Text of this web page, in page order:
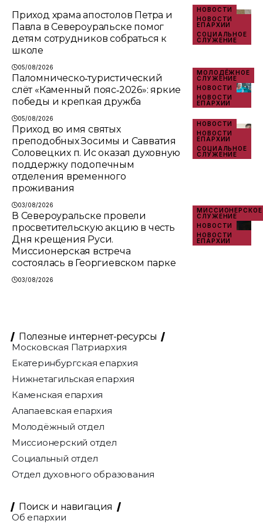
НОВОСТИ
НОВОСТИ
ЕПАРХИИ
СОЦИАЛЬНОЕ
СЛУЖЕНИЕ
Приход храма апостолов Петра и
Павла в Североуральске помог
детям сотрудников собраться к
школе
05/08/2026
МОЛОДЁЖНОЕ
СЛУЖЕНИЕ
НОВОСТИ
НОВОСТИ
ЕПАРХИИ
Паломническо‑туристический
слёт «Каменный пояс‑2026»: яркие
победы и крепкая дружба
05/08/2026
НОВОСТИ
НОВОСТИ
ЕПАРХИИ
СОЦИАЛЬНОЕ
СЛУЖЕНИЕ
Приход во имя святых
преподобных Зосимы и Савватия
Соловецких п. Ис оказал духовную
поддержку подопечным
отделения временного
проживания
03/08/2026
МИССИОНЕРСКОЕ
СЛУЖЕНИЕ
НОВОСТИ
НОВОСТИ
ЕПАРХИИ
В Североуральске провели
просветительскую акцию в честь
Дня крещения Руси.
Миссионерская встреча
состоялась в Георгиевском парке
03/08/2026
Полезные интернет-ресурсы
Московская Патриархия
Екатеринбургская епархия
Нижнетагильская епархия
Каменская епархия
Алапаевская епархия
Молодёжный отдел
Миссионерский отдел
Социальный отдел
Отдел духовного образования
Поиск и навигация
Об епархии